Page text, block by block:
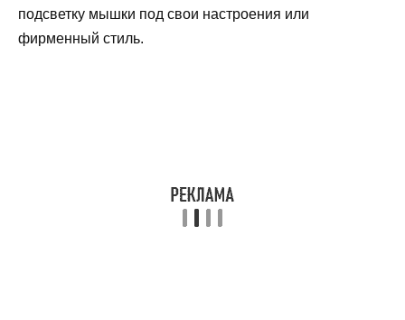
подсветку мышки под свои настроения или
фирменный стиль.